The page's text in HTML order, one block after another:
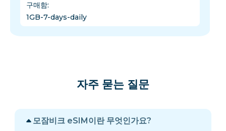
구매함:
1GB-7-days-daily
자주 묻는 질문
모잠비크 eSIM이란 무엇인가요?